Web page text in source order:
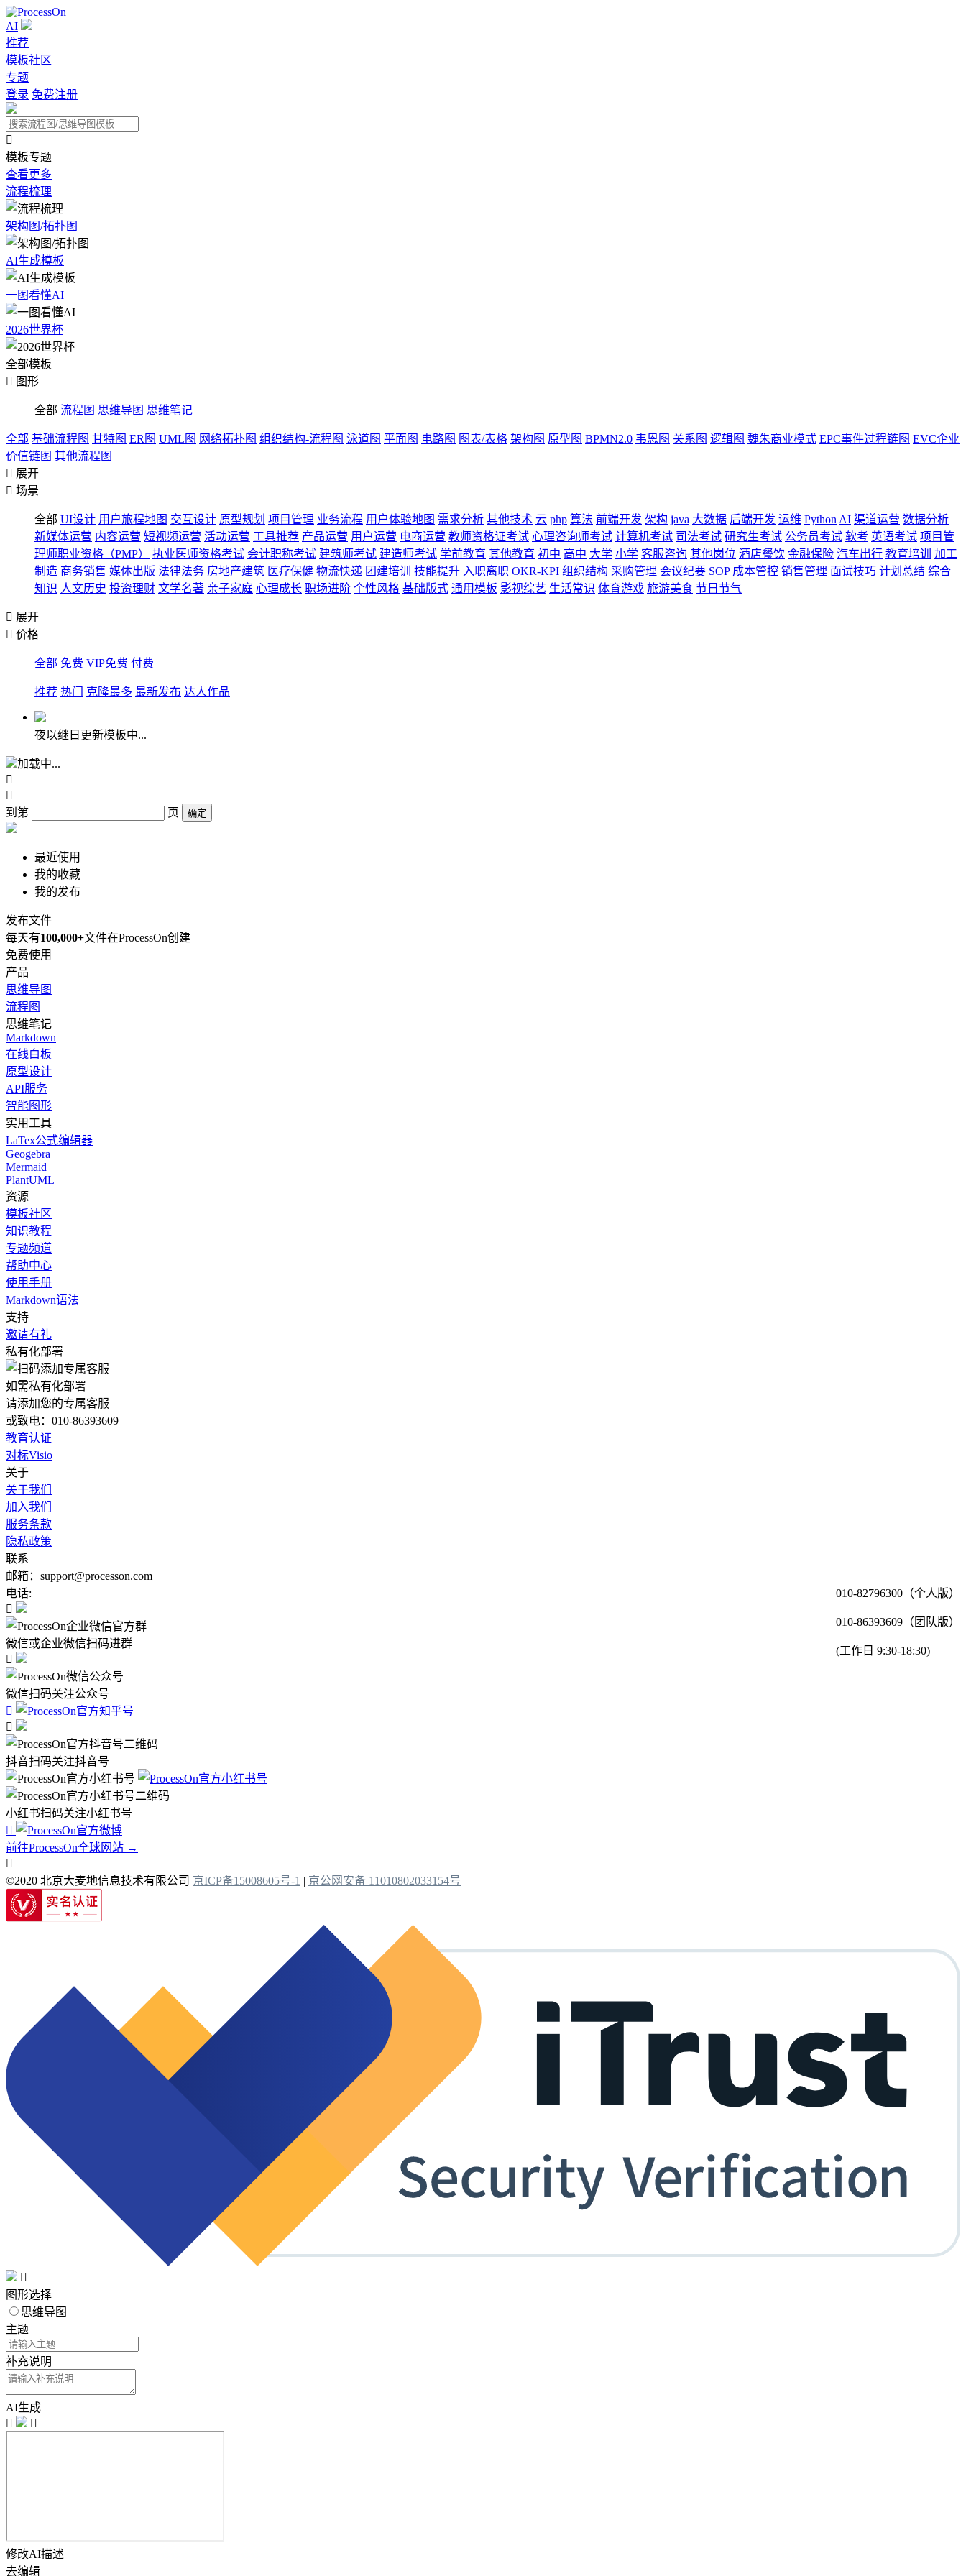
AI
推荐
模板社区
专题
登录 免费注册

模板专题
查看更多
流程梳理
架构图/拓扑图
AI生成模板
一图看懂AI
2026世界杯
全部模板
 图形
全部 流程图 思维导图 思维笔记
全部 基础流程图 甘特图 ER图 UML图 网络拓扑图 组织结构-流程图 泳道图 平面图 电路图 图表/表格 架构图 原型图 BPMN2.0 韦恩图 关系图 逻辑图 魏朱商业模式 EPC事件过程链图 EVC企业
价值链图 其他流程图
 展开
 场景
全部 UI设计 用户旅程地图 交互设计 原型规划 项目管理 业务流程 用户体验地图 需求分析 其他技术 云 php 算法 前端开发 架构 java 大数据 后端开发 运维 Python AI 渠道运营 数据分析
新媒体运营 内容运营 短视频运营 活动运营 工具推荐 产品运营 用户运营 电商运营 教师资格证考试 心理咨询师考试 计算机考试 司法考试 研究生考试 公务员考试 软考 英语考试 项目管
理师职业资格（PMP）
执业医师资格考试 会计职称考试 建筑师考试 建造师考试 学前教育 其他教育 初中 高中 大学 小学 客服咨询 其他岗位 酒店餐饮 金融保险 汽车出行 教育培训
加工
制造 商务销售 媒体出版 法律法务 房地产建筑 医疗保健 物流快递 团建培训 技能提升 入职离职 OKR-KPI 组织结构 采购管理 会议纪要 SOP 成本管控 销售管理 面试技巧 计划总结 综合
知识 人文历史 投资理财 文学名著 亲子家庭 心理成长 职场进阶 个性风格 基础版式 通用模板 影视综艺 生活常识 体育游戏 旅游美食 节日节气
 展开
 价格
全部 免费 VIP免费 付费
推荐 热门 克隆最多 最新发布 达人作品
夜以继日更新模板中...
加载中...


到第
页 确定
最近使用
我的收藏
我的发布
发布文件
每天有100,000+文件在ProcessOn创建
免费使用
产品
思维导图
流程图
思维笔记
Markdown
在线白板
原型设计
API服务
智能图形
实用工具
LaTex公式编辑器
Geogebra
Mermaid
PlantUML
资源
模板社区
知识教程
专题频道
帮助中心
使用手册
Markdown语法
支持
邀请有礼
私有化部署
如需私有化部署
请添加您的专属客服
或致电：010-86393609
教育认证
对标Visio
关于
关于我们
加入我们
服务条款
隐私政策
联系
邮箱：support@processon.com
电话:
010-82796300（个人版）
010-86393609（团队版）
(工作日 9:30-18:30)

微信或企业微信扫码进群

微信扫码关注公众号


抖音扫码关注抖音号
小红书扫码关注小红书号

前往ProcessOn全球网站 →

©2020 北京大麦地信息技术有限公司 京ICP备15008605号-1 | 京公网安备 11010802033154号

图形选择
思维导图
主题
补充说明
AI生成


修改AI描述
去编辑